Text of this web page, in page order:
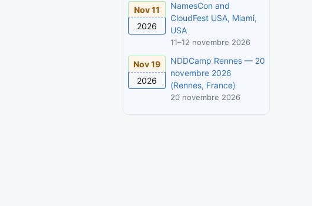
Nov 11
2026
NamesCon and
CloudFest USA, Miami,
USA
11–12 novembre 2026
Nov 19
2026
NDDCamp Rennes — 20
novembre 2026
(Rennes, France)
20 novembre 2026